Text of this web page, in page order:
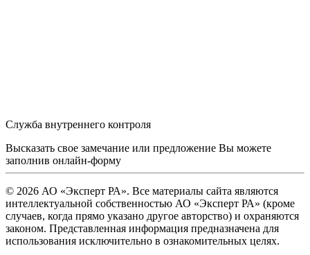
Служба внутреннего контроля
Высказать свое замечание или предложение Вы можете
заполнив онлайн-форму
© 2026 АО «Эксперт РА». Все материалы сайта являются
интеллектуальной собственностью АО «Эксперт РА» (кроме
случаев, когда прямо указано другое авторство) и охраняются
законом. Представленная информация предназначена для
использования исключительно в ознакомительных целях.